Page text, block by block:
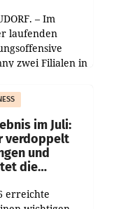
– Im
laufenden
zwei Filialen in
liegen in
rund
im Juli:
verdoppelt
und
die
erreichte